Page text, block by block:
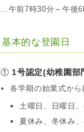
…午前7時30分～午後6
基本的な登園日
① 1号認定(幼稚園部
各学期の始業式か
土曜日、日曜日
夏休み、冬休み